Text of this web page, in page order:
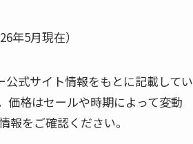
式サイト情報をもとに記載してい
価格はセールや時期によって変動
報をご確認ください。